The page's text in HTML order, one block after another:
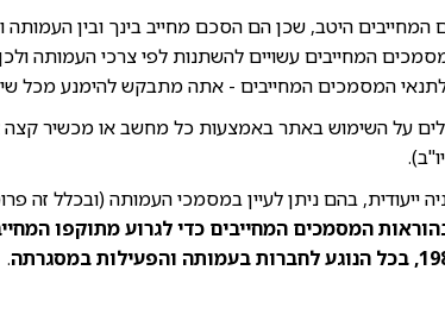
היטב, שכן הם הסכם מחייב בינך ובין העמותה
המחייבים עשויים להשתנות לפי צרכי העמותה
המסמכים המחייבים - אתה מתבקש להימנע מכל
על השימוש באתר באמצעות כל מחשב או מכשיר קצה
ייעודית, בהם ניתן לעיין במסמכי העמותה (ובכלל זה
המסמכים המחייבים כדי לגרוע מתוקפו
.